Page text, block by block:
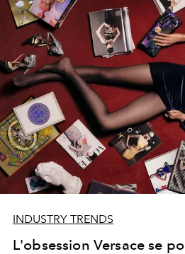
INDUSTRY TRENDS
L'obsession Versace se